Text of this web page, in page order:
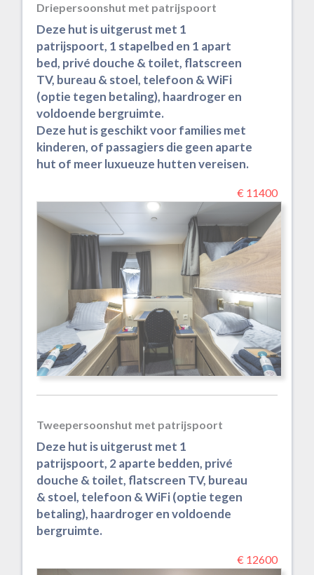
Driepersoonshut met patrijspoort
Deze hut is uitgerust met 1
patrijspoort, 1 stapelbed en 1 apart
bed, privé douche & toilet, flatscreen
TV, bureau & stoel, telefoon & WiFi
(optie tegen betaling), haardroger en
voldoende bergruimte.
Deze hut is geschikt voor families met
kinderen, of passagiers die geen aparte
hut of meer luxueuze hutten vereisen.
€ 11400
Tweepersoonshut met patrijspoort
Deze hut is uitgerust met 1
patrijspoort, 2 aparte bedden, privé
douche & toilet, flatscreen TV, bureau
& stoel, telefoon & WiFi (optie tegen
betaling), haardroger en voldoende
bergruimte.
€ 12600